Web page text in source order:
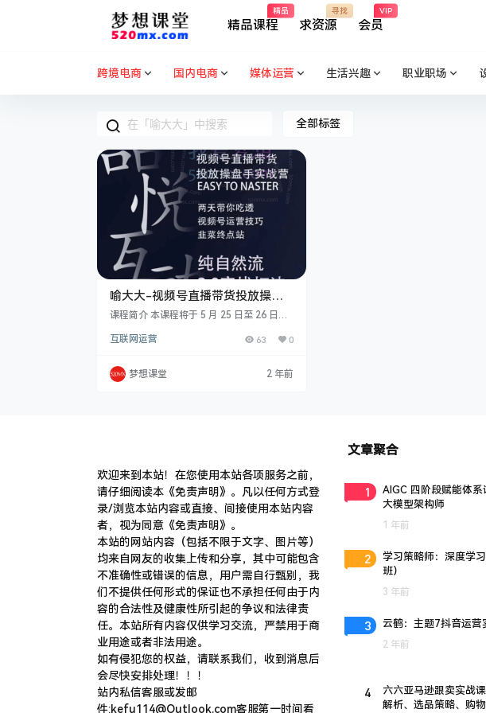
精品课程
精品
求资源
寻找
会员
VIP
跨境电商 国内电商 媒体运营 生活兴趣 职业职场
全部标签
喻大大-视频号直播带货投放操盘
手5月25-26号广州6980
课程简介 本课程将于 5 月 25 日至 26 日在
内容丰富且深入。上午，从 9 点开始嘉宾签
老师详细讲解了视频号的生态，包括电商红
利及为何要做视频号，对比抖音直播电商，
互联网运营 63 0
梦想课堂 2 年前
欢迎来到本站！在您使用本站各项服务之前，
请仔细阅读本《免责声明》。凡以任何方式登
录/浏览本站内容或直接、间接使用本站内容
者，视为同意《免责声明》。
本站的网站内容（包括不限于文字、图片等）
均来自网友的收集上传和分享，其中可能包含
不准确性或错误的信息，用户需自行甄别，我
们不提供任何形式的保证也不承担任何由于内
容的合法性及健康性所引起的争议和法律责
任。本站所有内容仅供学习交流，严禁用于商
业用途或者非法用途。
​如有侵犯您的权益，请联系我们，收到消息后
会尽快安排处理！！！
站内私信客服或发邮
件:kefu114@Outlook.com客服第一时间看
文章聚合
1
AIGC 四阶段赋能体系
大模型架构师
1 年前
2
学习策略师：深度学
班）
3 年前
3 云鹤：主题7抖音运营
2 年前
4
六六亚马逊跟卖实战
解析、选品策略、购